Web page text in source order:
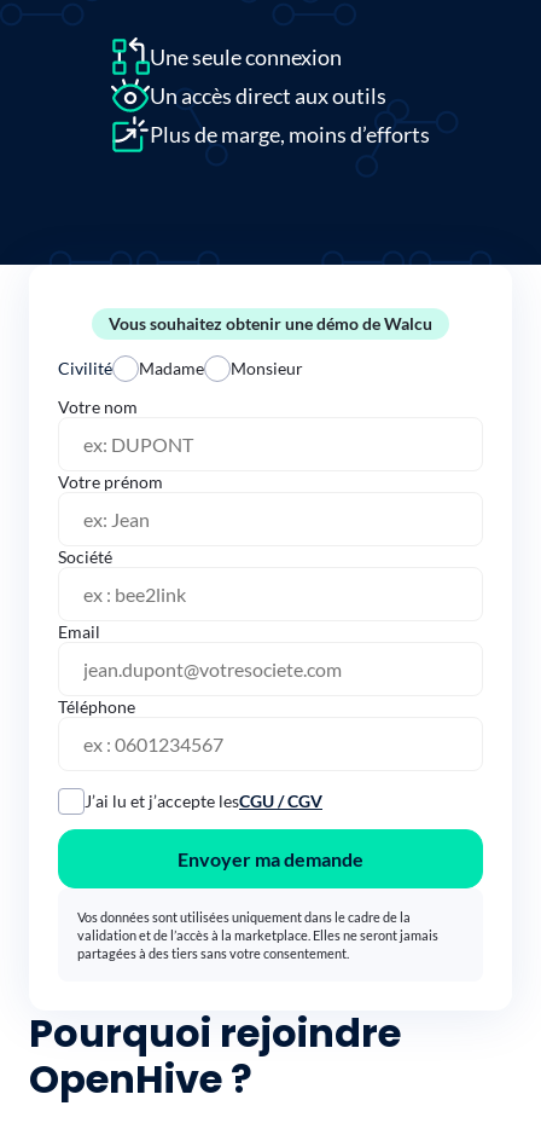
Une seule connexion
Un accès direct aux outils
Plus de marge, moins d’efforts
Pourquoi rejoindre
OpenHive ?
Vous souhaitez obtenir une démo de Walcu
Civilité Madame
Monsieur
Votre nom
Votre prénom
Société
Email
Téléphone
J’ai lu et j’accepte lesCGU / CGV
Envoyer ma demande
Vos données sont utilisées uniquement dans le cadre de la
validation et de l’accès à la marketplace. Elles ne seront jamais
partagées à des tiers sans votre consentement.